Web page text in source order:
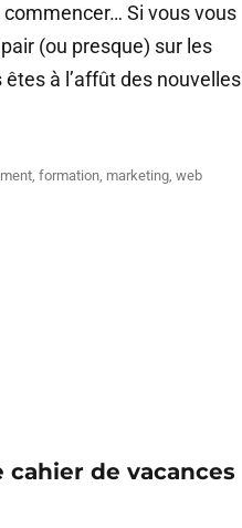
Si vous vous
(ou presque) sur les
à l’affût des nouvelles
, formation, marketing, web
cahier de vacances